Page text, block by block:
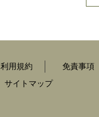
利用規約
免責事項
サイトマップ